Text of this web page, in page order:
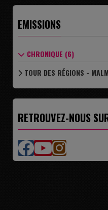
EMISSIONS
CHRONIQUE (6)
TOUR DES RÉGIONS -
RETROUVEZ-NOUS